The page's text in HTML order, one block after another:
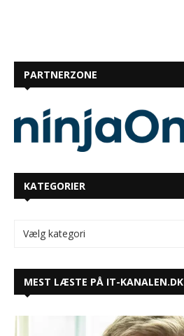
PARTNERZONE
KATEGORIER
MEST LÆSTE PÅ IT-KANALEN.DK